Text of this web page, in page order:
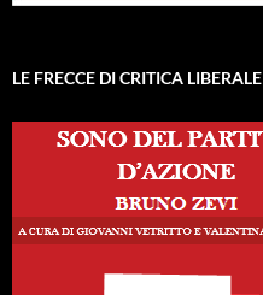
LE FRECCE DI CRITICA LIBERALE